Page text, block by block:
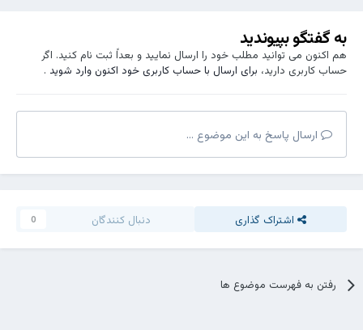
به گفتگو بپیوندید
هم اکنون می توانید مطلب خود را ارسال نمایید و بعداً ثبت نام کنید. اگر
حساب کاربری دارید، برای ارسال با حساب کاربری خود اکنون وارد شوید.
ارسال پاسخ به این موضوع ...
اشتراک گذاری دنبال کنندگان 0
رفتن به فهرست موضوع ها